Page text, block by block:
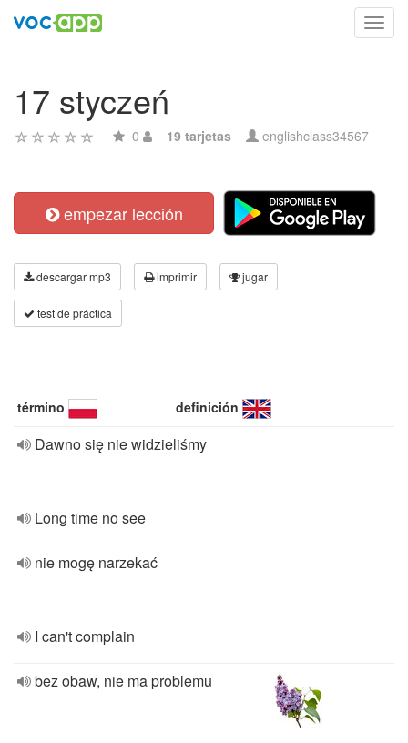
17 styczeń
0 19 tarjetas englishclass34567
empezar lección
descargar mp3 imprimir jugar
test de práctica
término definición
Dawno się nie widzieliśmy
Long time no see
nie mogę narzekać
I can't complain
bez obaw, nie ma problemu